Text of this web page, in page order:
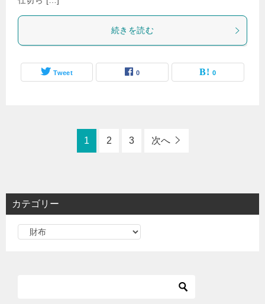
続きを読む
Tweet 0 0
1 2 3 次へ
カテゴリー